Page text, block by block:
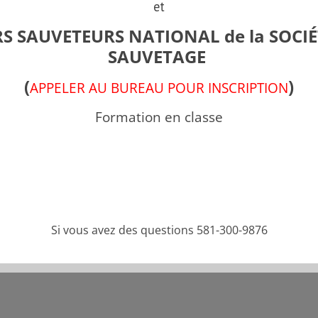
et
SAUVETEURS NATIONAL de la
SAUVETAGE
(APPELER AU BUREAU POUR INSCRIPTION)
Formation en classe
Si vous avez des questions 581-300-9876